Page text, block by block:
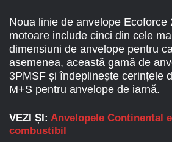
Noua linie de anvelope Ecoforce
motoare include cinci din cele
dimensiuni de anvelope pentru
asemenea, această gamă de
3PMSF și îndeplinește cerințele
M+S pentru anvelope de iarnă.
VEZI ȘI: Anvelopele Continental
combustibil